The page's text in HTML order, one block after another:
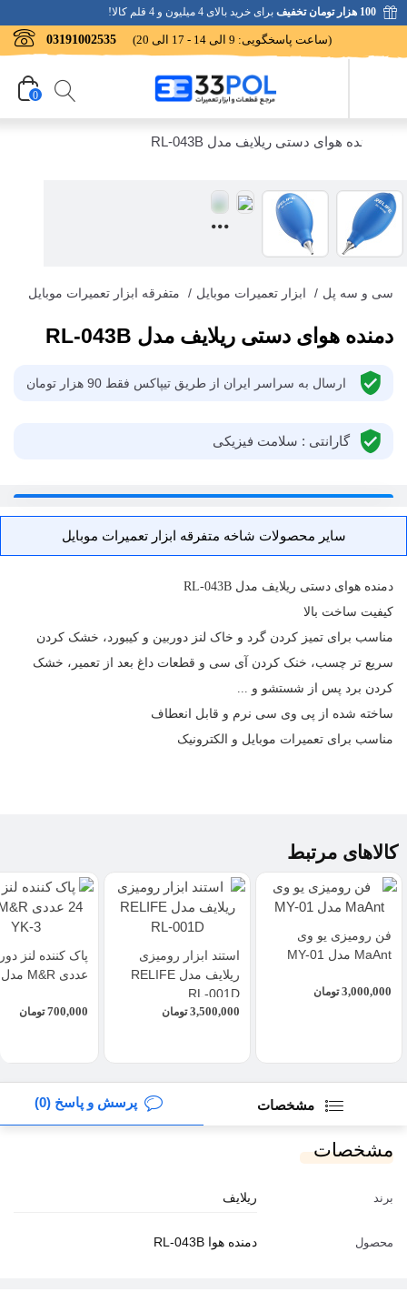
100 هزار تومان تخفیف برای خرید بالای 4 میلیون و 4 قلم کالا!
03191002535 (ساعت پاسخگویی: 9 الی 14 - 17 الی 20)
0
سی و سه پل / ابزار تعمیرات موبایل / متفرقه ابزار تعمیرات موبایل
دمنده هوای دستی ریلایف مدل RL-043B
ارسال به سراسر ایران از طریق تیپاکس فقط 90 هزار تومان
گارانتی : سلامت فیزیکی
سایر محصولات شاخه متفرقه ابزار تعمیرات موبایل
دمنده هوای دستی ریلایف مدل RL-043B
کیفیت ساخت بالا
مناسب برای تمیز کردن گرد و خاک لنز دوربین و کیبورد، خشک کردن
سریع تر چسب، خنک کردن آی سی و قطعات داغ بعد از تعمیر، خشک
کردن برد پس از شستشو و ...
ساخته شده از پی وی سی نرم و قابل انعطاف
مناسب برای تعمیرات موبایل و الکترونیک
کالاهای مرتبط
فن رومیزی یو وی
MaAnt مدل MY-01
3,000,000 تومان
استند ابزار رومیزی
ریلایف مدل RELIFE
RL-001D
3,500,000 تومان
عددی M&R مدل YK-3
700,000 تومان
مشخصات پرسش و پاسخ (0)
مشخصات
برند ریلایف
محصول دمنده هوا RL-043B